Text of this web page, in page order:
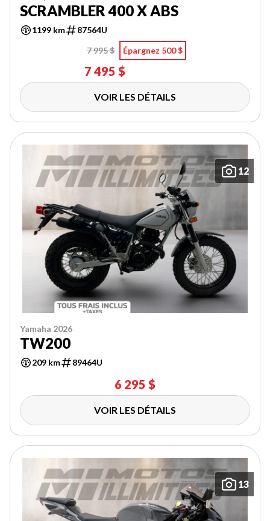
SCRAMBLER 400 X ABS
1199 km
87564U
7 995 $
Épargnez 500 $
7 495 $
VOIR LES DÉTAILS
12
Yamaha 2026
TW200
209 km 89464U
6 295 $
VOIR LES DÉTAILS
13